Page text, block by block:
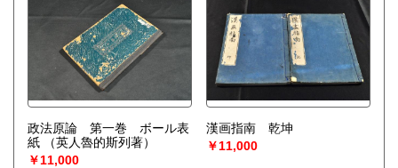
政法原論 第一巻 ボール表
紙
（英人魯的斯列著）
￥11,000
漢画指南 乾坤
￥11,000